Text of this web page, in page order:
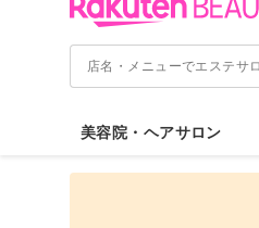
美容院・ヘアサロン